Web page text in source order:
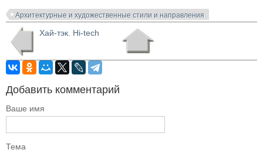
Архитектурные и художественные стили и направления
Хай-тэк. Hi-tech
Добавить комментарий
Ваше имя
Тема